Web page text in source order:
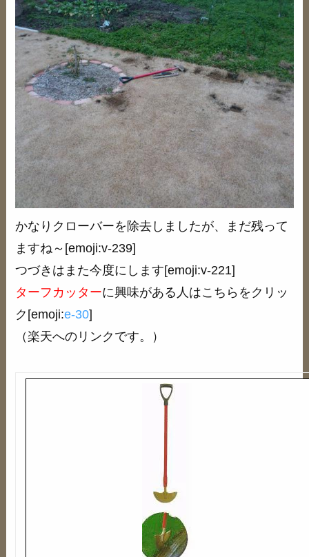
かなりクローバーを除去しましたが、まだ残って
ますね～[emoji:v-239]
つづきはまた今度にします[emoji:v-221]
ターフカッターに興味がある人はこちらをクリッ
ク[emoji:e-30]
（楽天へのリンクです。）